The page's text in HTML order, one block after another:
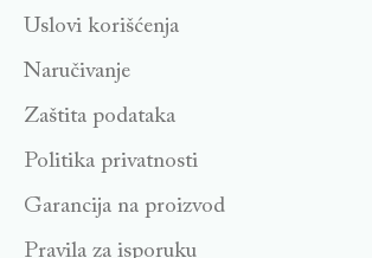
Uslovi korišćenja
Naručivanje
Zaštita podataka
Politika privatnosti
Garancija na proizvod
Pravila za isporuku